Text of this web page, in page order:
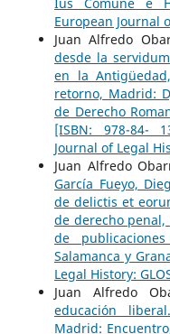
European Journal
Juan Alfredo
desde la
en la
retorno, Madrid:
de Derecho
[ISBN: 978-84-
Journal of Legal
Juan Alfredo
García Fueyo,
de delictis et
de derecho penal,
de
Salamanca y
Legal History:
Juan Alfredo
educación
Madrid: